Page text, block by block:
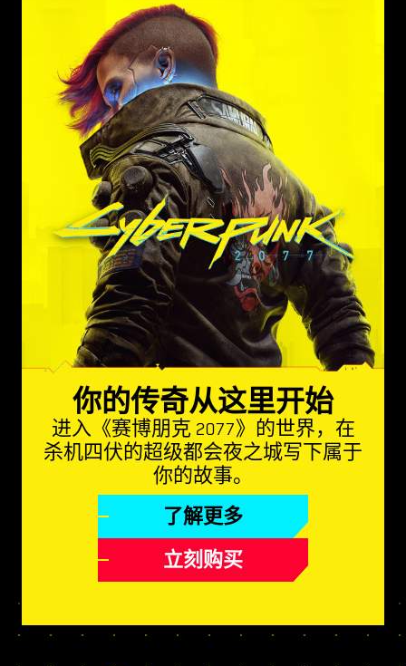
你的传奇从这里开始
进入《赛博朋克 2077》的世界，在
杀机四伏的超级都会夜之城写下属于
你的故事。
了解更多
立刻购买